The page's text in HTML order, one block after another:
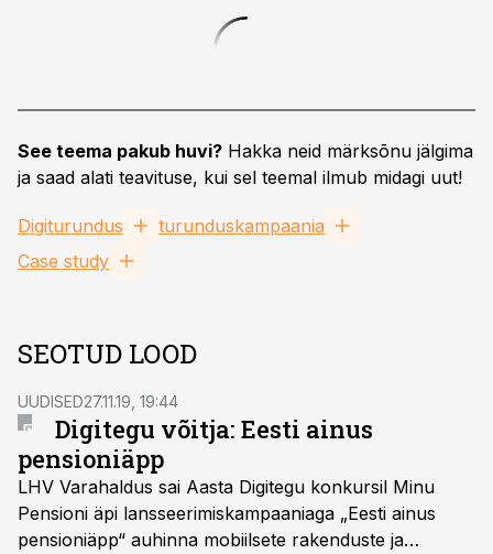
See teema pakub huvi? Hakka neid märksõnu jälgima
ja saad alati teavituse, kui sel teemal ilmub midagi uut!
Digiturundus
turunduskampaania
Case study
SEOTUD LOOD
UUDISED27.11.19, 19:44
Digitegu võitja: Eesti ainus
pensioniäpp
LHV Varahaldus sai Aasta Digitegu konkursil Minu
Pensioni äpi lansseerimiskampaaniaga „Eesti ainus
pensioniäpp“ auhinna mobiilsete rakenduste ja